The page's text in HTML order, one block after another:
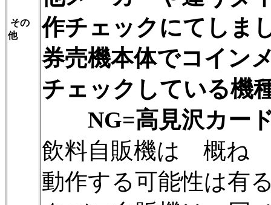
その
他
作チェックにてしま
券売機本体でコイン
チェックしている機
NG=高見沢カード
飲料自販機は 概ね
動作する可能性は有